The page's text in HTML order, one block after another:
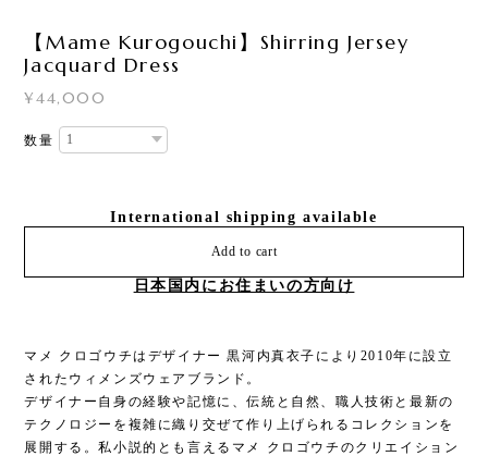
【Mame Kurogouchi】Shirring Jersey
Jacquard Dress
¥44,000
数量
International shipping available
Add to cart
日本国内にお住まいの方向け
マメ クロゴウチはデザイナー 黒河内真衣子により2010年に設立
されたウィメンズウェアブランド。
デザイナー自身の経験や記憶に、伝統と自然、職人技術と最新の
テクノロジーを複雑に織り交ぜて作り上げられるコレクションを
展開する。私小説的とも言えるマメ クロゴウチのクリエイション